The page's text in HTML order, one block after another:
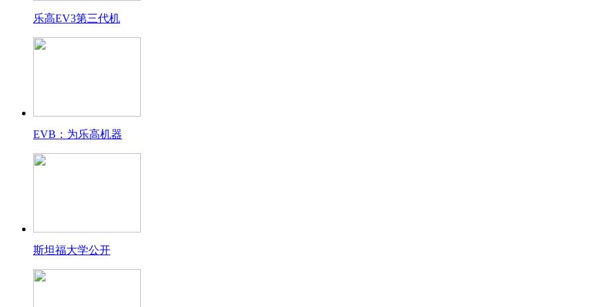
乐高EV3第三代机
EVB：为乐高机器
斯坦福大学公开